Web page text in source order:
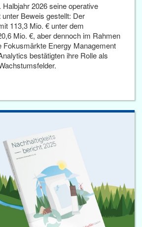
2026 seine operative
Beweis gestellt: Der
113,3 Mio. € unter dem
Mio. €, aber dennoch im Rahmen
Fokusmärkte Energy Management
bestätigten ihre Rolle als